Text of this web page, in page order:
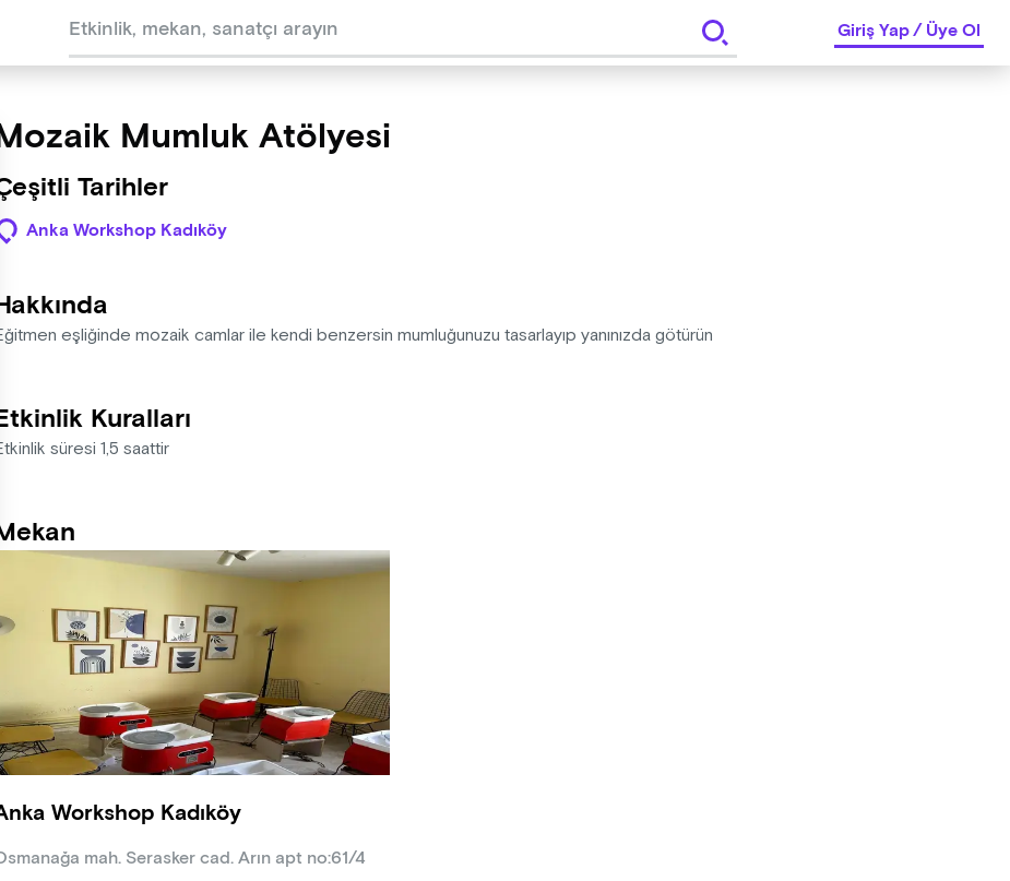
Giriş Yap/Üye Ol
Mumluk Atölyesi
Tarihler
Anka Workshop Kadıköy
eşliğinde mozaik camlar ile kendi benzersin mumluğunuzu tasarlayıp yanınızda götürün
Kuralları
süresi 1,5 saattir
Workshop Kadıköy
mah. Serasker cad. Arın apt no:61/4